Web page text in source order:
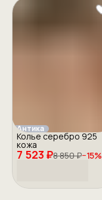
Антика
7 523 ₽8 850 ₽−15%
Колье серебро 925
кожа